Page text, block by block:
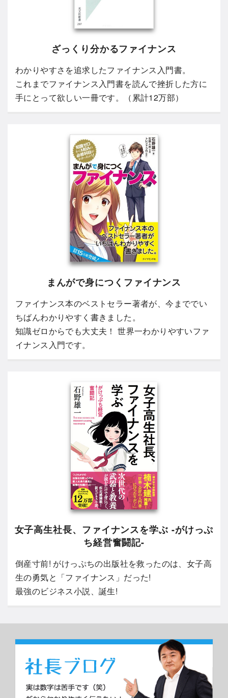
ざっくり分かるファイナンス
わかりやすさを追求したファイナンス入門書。
これまでファイナンス入門書を読んで挫折した方に
手にとって欲しい一冊です。（累計12万部）
まんがで身につくファイナンス
ファイナンス本のベストセラー著者が、今まででい
ちばんわかりやすく書きました。
知識ゼロからでも大丈夫！ 世界一わかりやすいファ
イナンス入門です。
女子高生社長、ファイナンスを学ぶ -がけっぷ
ち経営奮闘記-
倒産寸前! がけっぷちの出版社を救ったのは、女子高
生の勇気と「ファイナンス」だった!
最強のビジネス小説、誕生!